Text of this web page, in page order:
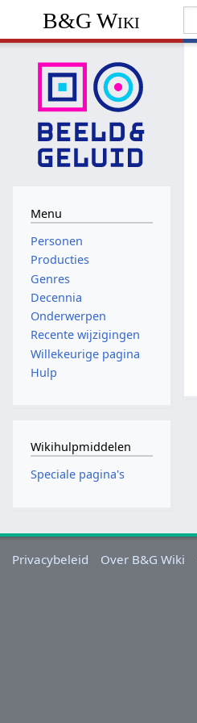
B&G Wiki
Menu
Personen
Producties
Genres
Decennia
Onderwerpen
Recente wijzigingen
Willekeurige pagina
Hulp
Wikihulpmiddelen
Speciale pagina's
Privacybeleid Over B&G Wiki